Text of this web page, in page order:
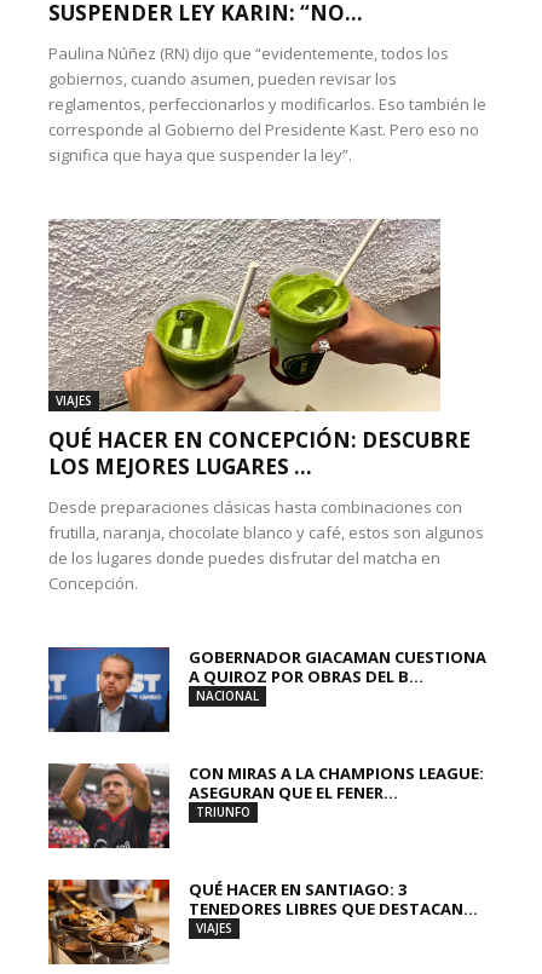
SUSPENDER LEY KARIN: “NO...
Paulina Núñez (RN) dijo que “evidentemente, todos los
gobiernos, cuando asumen, pueden revisar los
reglamentos, perfeccionarlos y modificarlos. Eso también le
corresponde al Gobierno del Presidente Kast. Pero eso no
significa que haya que suspender la ley”.
VIAJES
QUÉ HACER EN CONCEPCIÓN: DESCUBRE
LOS MEJORES LUGARES ...
Desde preparaciones clásicas hasta combinaciones con
frutilla, naranja, chocolate blanco y café, estos son algunos
de los lugares donde puedes disfrutar del matcha en
Concepción.
GOBERNADOR GIACAMAN CUESTIONA
A QUIROZ POR OBRAS DEL B...
NACIONAL
CON MIRAS A LA CHAMPIONS LEAGUE:
ASEGURAN QUE EL FENER...
TRIUNFO
QUÉ HACER EN SANTIAGO: 3
TENEDORES LIBRES QUE DESTACAN...
VIAJES